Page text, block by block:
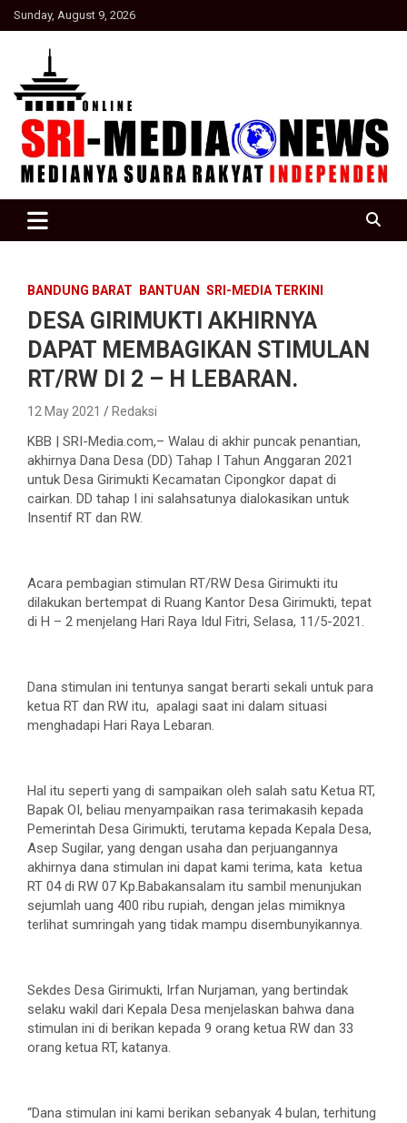
Skip
to
Sunday, August 9, 2026
SRI Media news
BANDUNG BARAT BANTUAN SRI-MEDIA TERKINI
DESA GIRIMUKTI AKHIRNYA
DAPAT MEMBAGIKAN STIMULAN
RT/RW DI 2 – H LEBARAN.
12 May 2021 Redaksi
KBB | SRI-Media.com,– Walau di akhir puncak penantian,
akhirnya Dana Desa (DD) Tahap I Tahun Anggaran 2021
untuk Desa Girimukti Kecamatan Cipongkor dapat di
cairkan. DD tahap I ini salahsatunya dialokasikan untuk
Insentif RT dan RW.
Acara pembagian stimulan RT/RW Desa Girimukti itu
dilakukan bertempat di Ruang Kantor Desa Girimukti, tepat
di H – 2 menjelang Hari Raya Idul Fitri, Selasa, 11/5-2021.
Dana stimulan ini tentunya sangat berarti sekali untuk para
ketua RT dan RW itu, apalagi saat ini dalam situasi
menghadapi Hari Raya Lebaran.
Hal itu seperti yang di sampaikan oleh salah satu Ketua RT,
Bapak OI, beliau menyampaikan rasa terimakasih kepada
Pemerintah Desa Girimukti, terutama kepada Kepala Desa,
Asep Sugilar, yang dengan usaha dan perjuangannya
akhirnya dana stimulan ini dapat kami terima, kata ketua
RT 04 di RW 07 Kp.Babakansalam itu sambil menunjukan
sejumlah uang 400 ribu rupiah, dengan jelas mimiknya
terlihat sumringah yang tidak mampu disembunyikannya.
Sekdes Desa Girimukti, Irfan Nurjaman, yang bertindak
selaku wakil dari Kepala Desa menjelaskan bahwa dana
stimulan ini di berikan kepada 9 orang ketua RW dan 33
orang ketua RT, katanya.
“Dana stimulan ini kami berikan sebanyak 4 bulan, terhitung